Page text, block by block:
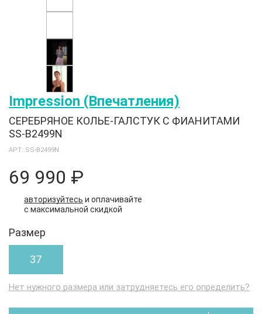
Impression (Впечатления)
СЕРЕБРЯНОЕ КОЛЬЕ-ГАЛСТУК С ФИАНИТАМИ
SS-B2499N
АРТ: SS-B2499N
69 990 ₽
авторизуйтесь и оплачивайте
с максимальной скидкой
Размер
37
Нет нужного размера или затрудняетесь его определить?